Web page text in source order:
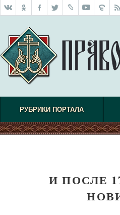
РУБРИКИ ПОРТАЛА
И ПОСЛЕ